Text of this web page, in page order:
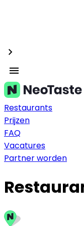
Restaurants
Prijzen
FAQ
Vacatures
Partner worden